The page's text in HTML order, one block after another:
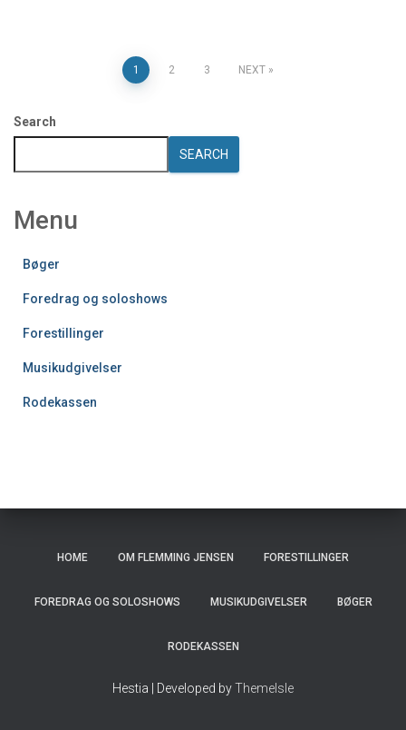
pagination
1 2 3 NEXT
Search
SEARCH
Menu
Bøger
Foredrag og soloshows
Forestillinger
Musikudgivelser
Rodekassen
HOME OM FLEMMING JENSEN FORESTILLINGER
FOREDRAG OG SOLOSHOWS MUSIKUDGIVELSER BØGER
RODEKASSEN
Hestia | Developed byThemeIsle